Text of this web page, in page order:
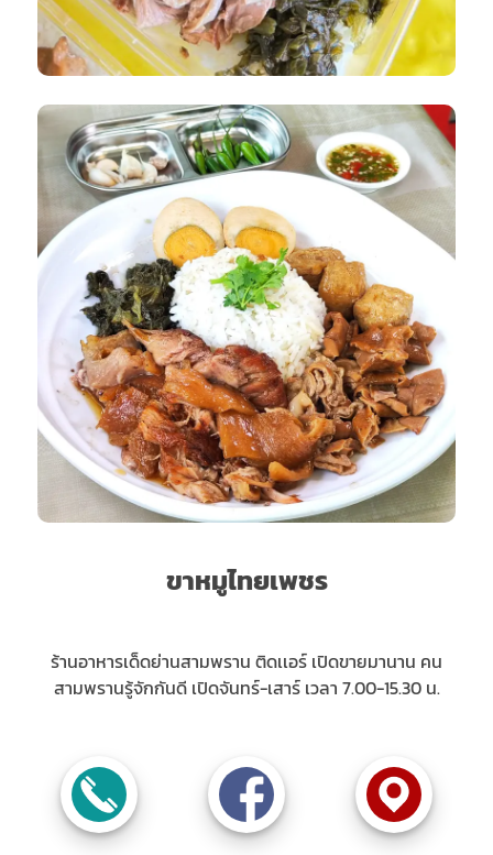
ขาหมูไทยเพชร
ร้านอาหารเด็ดย่านสามพราน ติดเเอร์ เปิดขายมานาน คน
สามพรานรู้จักกันดี เปิดจันทร์-เสาร์ เวลา 7.00-15.30 น.